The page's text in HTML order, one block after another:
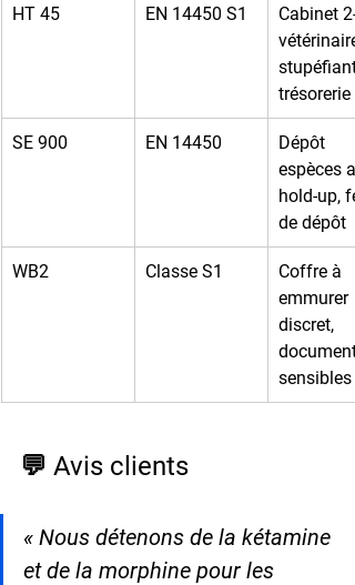
HT 45 EN 14450 S1
Cabinet
trésorerie
SE 900 EN 14450
Dépôt
espèces
hold-up,
de dépôt
WB2 Classe S1
Coffre à
emmurer
discret,
sensibles
💬 Avis clients
« Nous détenons de la kétamine
et de la morphine pour les